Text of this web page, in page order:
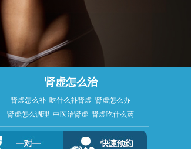
肾虚怎么治
肾虚怎么补 吃什么补肾虚 肾虚怎么办
肾虚怎么调理 中医治肾虚 肾虚吃什么药